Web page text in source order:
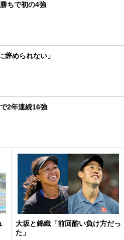
ちで初の4強
辞められない」
2年連続16強
大坂と錦織「前回酷い負け方だっ
た」